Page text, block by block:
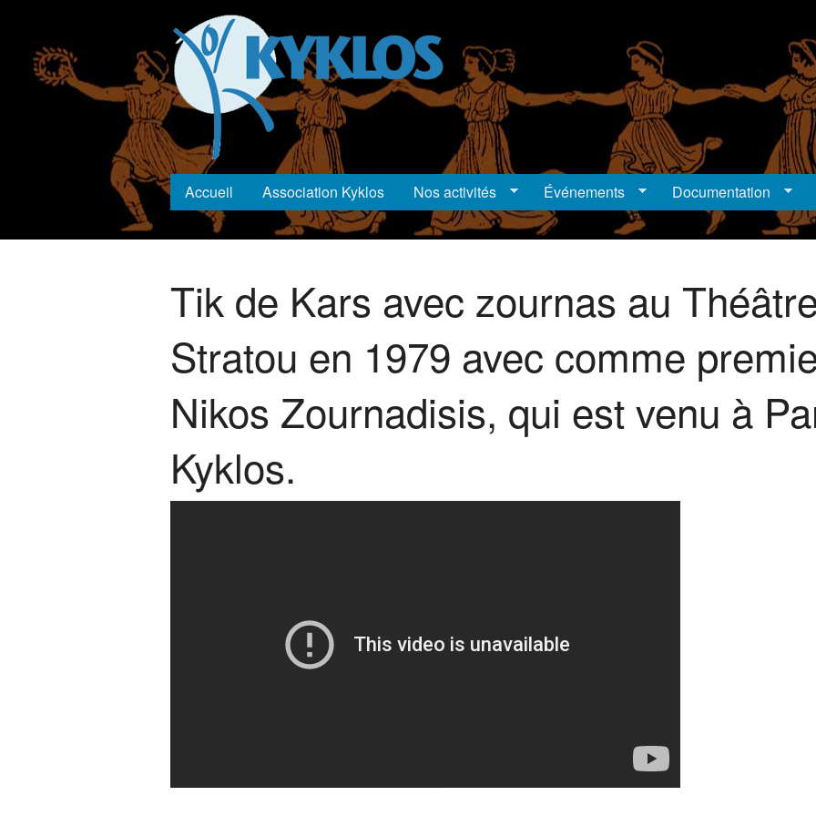
Main menu
Accueil Association Kyklos Nos activités Événements Documentation
Vous êtes ici
Tik de Kars avec zournas au
Stratou en 1979 avec comme
Nikos Zournadisis, qui est venu à
Kyklos.